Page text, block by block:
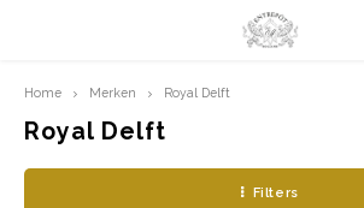
Hoofdmenu / limited prints
LIMITED PRINTS
Hoofdmenu
Home Merken Royal Delft
Royal Delft
Filters